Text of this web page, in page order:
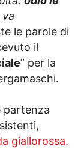
le parole di
il
” per la
partenza
giallorossa.